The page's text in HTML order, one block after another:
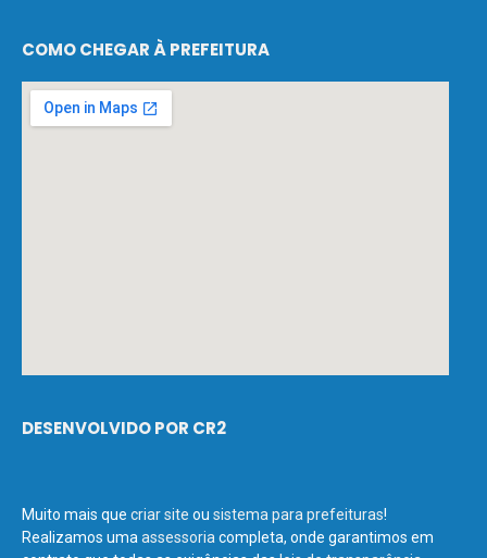
COMO CHEGAR À PREFEITURA
DESENVOLVIDO POR CR2
Muito mais que criar site ou sistema para prefeituras!
Realizamos uma assessoria completa, onde garantimos em